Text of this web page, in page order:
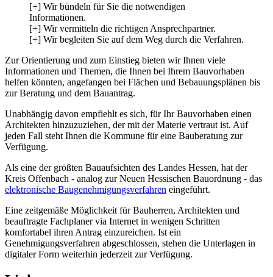
[+] Wir bündeln für Sie die notwendigen
Informationen.
[+] Wir vermitteln die richtigen Ansprechpartner.
[+] Wir begleiten Sie auf dem Weg durch die Verfahren.
Zur Orientierung und zum Einstieg bieten wir Ihnen viele
Informationen und Themen, die Ihnen bei Ihrem Bauvorhaben
helfen könnten, angefangen bei Flächen und Bebauungsplänen bis
zur Beratung und dem Bauantrag.
Unabhängig davon empfiehlt es sich, für Ihr Bauvorhaben einen
Architekten hinzuzuziehen, der mit der Materie vertraut ist. Auf
jeden Fall steht Ihnen die Kommune für eine Bauberatung zur
Verfügung.
Als eine der größten Bauaufsichten des Landes Hessen, hat der
Kreis Offenbach - analog zur Neuen Hessischen Bauordnung - das
elektronische Baugenehmigungsverfahren eingeführt.
Eine zeitgemäße Möglichkeit für Bauherren, Architekten und
beauftragte Fachplaner via Internet in wenigen Schritten
komfortabel ihren Antrag einzureichen. Ist ein
Genehmigungsverfahren abgeschlossen, stehen die Unterlagen in
digitaler Form weiterhin jederzeit zur Verfügung.